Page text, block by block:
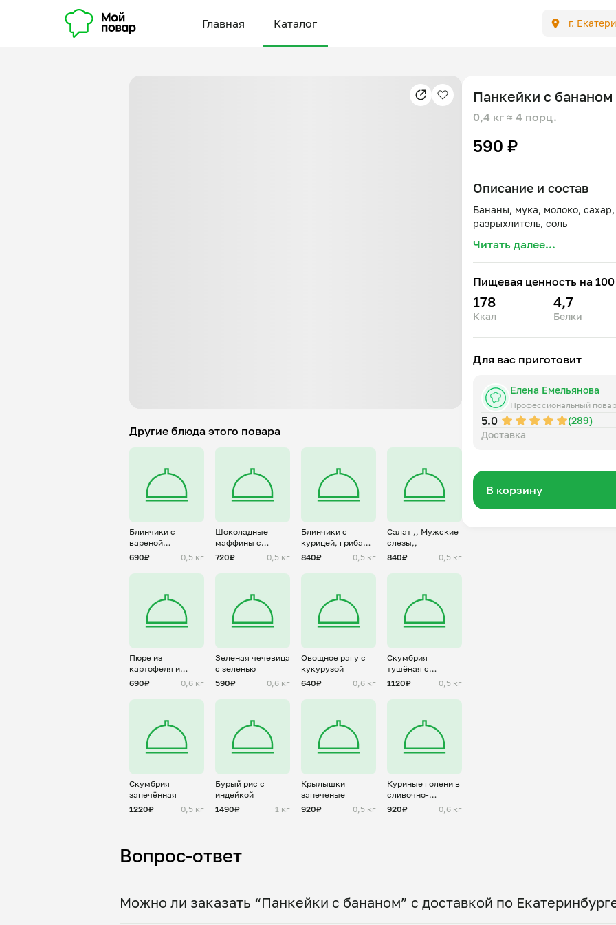
Главная Каталог г.
Другие блюда этого повара
Блинчики с
вареной
сгущенкой и
грецким орехом
690₽ 0,5 кг
Шоколадные
маффины с
бананом
720₽ 0,5 кг
Блинчики с
курицей, грибами
и сыром
840₽ 0,5 кг
Салат ,, Мужские
слезы,,
840₽
0,5 кг
Пюре из
картофеля и
цветной капусты
690₽ 0,6 кг
Зеленая чечевица
с зеленью
590₽
0,6 кг
Овощное рагу с
кукурузой
640₽
0,6 кг
Скумбрия
тушёная с
овощами
1120₽ 0,5 кг
Скумбрия
запечённая
1220₽
0,5 кг
Бурый рис с
индейкой
1490₽
1 кг
Крылышки
запеченые
920₽
0,5 кг
Куриные голени в
сливочно-
грибном соусе
920₽ 0,6 кг
Панкейки с бананом
0,4 кг ≈ 4 порц.
590 ₽
Описание и состав
Бананы, мука, молоко,
Читать далее...
Пищевая ценность на 100
178
Ккал
4,7
Белки
Для вас приготовит
Елена Емельянова
Профессиональный повар
5.0
(289)
Доставка
В корзину
Вопрос-ответ
Можно ли заказать “Панкейки с бананом” с доставкой по